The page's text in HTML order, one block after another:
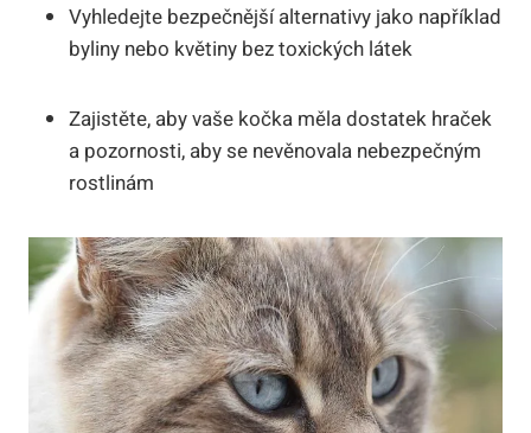
Vyhledejte bezpečnější alternativy jako například
byliny nebo květiny bez toxických látek
Zajistěte, aby vaše kočka měla dostatek hraček
a pozornosti, aby se nevěnovala nebezpečným
rostlinám